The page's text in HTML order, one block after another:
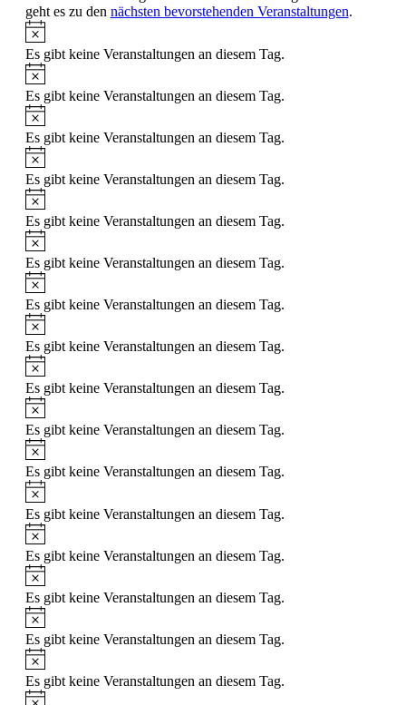
geht es zu den nächsten bevorstehenden Veranstaltungen.
Hinweis
Es gibt keine Veranstaltungen an diesem Tag.
Hinweis
Es gibt keine Veranstaltungen an diesem Tag.
Hinweis
Es gibt keine Veranstaltungen an diesem Tag.
Hinweis
Es gibt keine Veranstaltungen an diesem Tag.
Hinweis
Es gibt keine Veranstaltungen an diesem Tag.
Hinweis
Es gibt keine Veranstaltungen an diesem Tag.
Hinweis
Es gibt keine Veranstaltungen an diesem Tag.
Hinweis
Es gibt keine Veranstaltungen an diesem Tag.
Hinweis
Es gibt keine Veranstaltungen an diesem Tag.
Hinweis
Es gibt keine Veranstaltungen an diesem Tag.
Hinweis
Es gibt keine Veranstaltungen an diesem Tag.
Hinweis
Es gibt keine Veranstaltungen an diesem Tag.
Hinweis
Es gibt keine Veranstaltungen an diesem Tag.
Hinweis
Es gibt keine Veranstaltungen an diesem Tag.
Hinweis
Es gibt keine Veranstaltungen an diesem Tag.
Hinweis
Es gibt keine Veranstaltungen an diesem Tag.
Hinweis